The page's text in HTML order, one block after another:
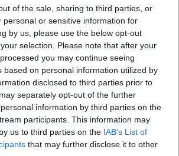
of the sale, sharing to third parties, or
personal or sensitive information for
by us, please use the below opt-out
selection. Please note that after your
you may continue seeing
based on personal information utilized by
disclosed to third parties prior to
separately opt-out of the further
information by third parties on the
participants. This information may
us to third parties on the IAB’s List of
that may further disclose it to other